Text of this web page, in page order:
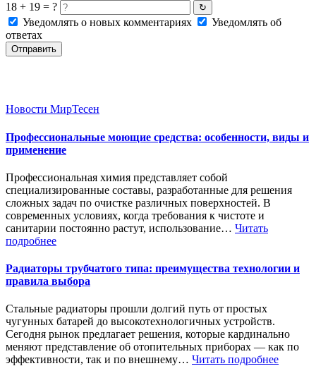
18 + 19 = ? ↻
Уведомлять о новых комментариях
Уведомлять об
ответах
Отправить
Новости МирТесен
Профессиональные моющие средства: особенности, виды и
применение
Профессиональная химия представляет собой
специализированные составы, разработанные для решения
сложных задач по очистке различных поверхностей. В
современных условиях, когда требования к чистоте и
санитарии постоянно растут, использование… Читать
подробнее
Радиаторы трубчатого типа: преимущества технологии и
правила выбора
Стальные радиаторы прошли долгий путь от простых
чугунных батарей до высокотехнологичных устройств.
Сегодня рынок предлагает решения, которые кардинально
меняют представление об отопительных приборах — как по
эффективности, так и по внешнему… Читать подробнее